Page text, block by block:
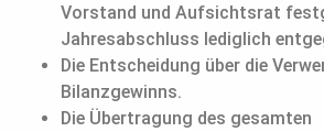
Vorstand und Aufsichtsrat
Jahresabschluss lediglich
Die Entscheidung über die
Bilanzgewinns.
Die Übertragung des gesamten